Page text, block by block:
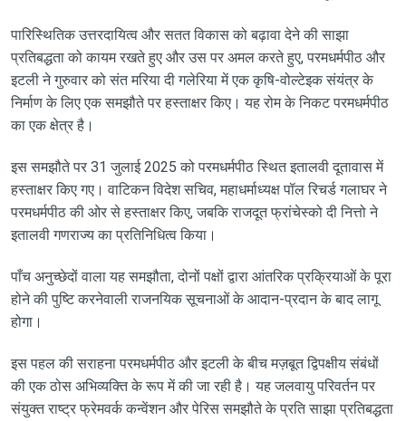
पारिस्थितिक उत्तरदायित्व और सतत विकास को बढ़ावा देने की साझा
प्रतिबद्धता को कायम रखते हुए और उस पर अमल करते हुए, परमधर्मपीठ और
इटली ने गुरुवार को संत मरिया दी गलेरिया में एक कृषि-वोल्टेइक संयंत्र के
निर्माण के लिए एक समझौते पर हस्ताक्षर किए। यह रोम के निकट परमधर्मपीठ
का एक क्षेत्र है।
इस समझौते पर 31 जुलाई 2025 को परमधर्मपीठ स्थित इतालवी दूतावास में
हस्ताक्षर किए गए। वाटिकन विदेश सचिव, महाधर्माध्यक्ष पॉल रिचर्ड गलाघर ने
परमधर्मपीठ की ओर से हस्ताक्षर किए, जबकि राजदूत फ्रांचेस्को दी नित्तो ने
इतालवी गणराज्य का प्रतिनिधित्व किया।
पाँच अनुच्छेदों वाला यह समझौता, दोनों पक्षों द्वारा आंतरिक प्रक्रियाओं के पूरा
होने की पुष्टि करनेवाली राजनयिक सूचनाओं के आदान-प्रदान के बाद लागू
होगा।
इस पहल की सराहना परमधर्मपीठ और इटली के बीच मज़बूत द्विपक्षीय संबंधों
की एक ठोस अभिव्यक्ति के रूप में की जा रही है। यह जलवायु परिवर्तन पर
संयुक्त राष्ट्र फ्रेमवर्क कन्वेंशन और पेरिस समझौते के प्रति साझा प्रतिबद्धता